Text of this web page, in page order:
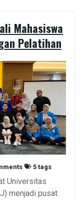
Mahasiswa
Pelatihan
5 tags
Universitas
menjadi pusat